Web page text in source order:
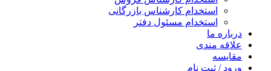
استخدام کارشناس بازرگانی
استخدام مسئول دفتر
درباره ما
علاقه مندی
مقایسه
ورود / ثبت نام